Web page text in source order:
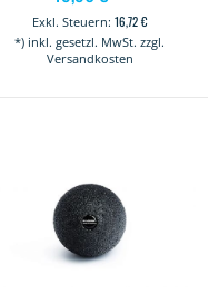
16,72 €
*) inkl. gesetzl. MwSt. zzgl.
Versandkosten